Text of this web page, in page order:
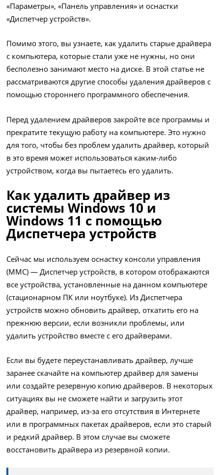
«Параметры», «Панель управления» и оснастки
«Диспетчер устройств».
Помимо этого, вы узнаете, как удалить старые драйвера
с компьютера, которые стали уже не нужны, но они
бесполезно занимают место на диске. В этой статье не
рассматриваются другие способы удаления драйверов с
помощью стороннего программного обеспечения.
Перед удалением драйверов закройте все программы и
прекратите текущую работу на компьютере. Это нужно
для того, чтобы без проблем удалить драйвер, который
в это время может использоваться каким-либо
устройством, когда вы пытаетесь его удалить.
Как удалить драйвер из
системы Windows 10 и
Windows 11 с помощью
Диспетчера устройств
Сейчас мы используем оснастку консоли управления
(MMC) — Диспетчер устройств, в котором отображаются
все устройства, установленные на данном компьютере
(стационарном ПК или ноутбуке). Из Диспетчера
устройств можно обновить драйвер, откатить его на
прежнюю версии, если возникли проблемы, или
удалить устройство вместе с его драйверами.
Если вы будете переустанавливать драйвер, лучше
заранее скачайте на компьютер драйвер для замены
или создайте резервную копию драйверов. В некоторых
ситуациях вы не сможете найти и загрузить этот
драйвер, например, из-за его отсутствия в Интернете
или в программных пакетах драйверов, если это старый
и редкий драйвер. В этом случае вы сможете
восстановить драйвера из резервной копии.